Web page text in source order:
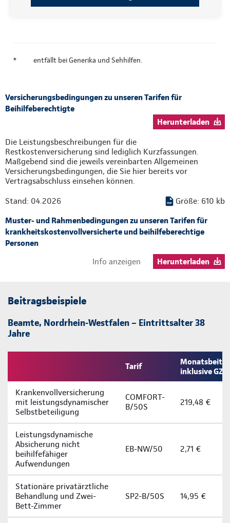
* entfällt bei Generika und Sehhilfen.
Versicherungsbedingungen zu unseren Tarifen für
Beihilfeberechtigte
Herunterladen
Die Leistungsbeschreibungen für die
Restkostenversicherung sind lediglich Kurzfassungen.
Maßgebend sind die jeweils vereinbarten Allgemeinen
Versicherungsbedingungen, die Sie hier bereits vor
Vertragsabschluss einsehen können.
Stand: 04.2026
Größe: 610 kb
Muster- und Rahmenbedingungen zu unseren Tarifen für
krankheitskostenvollversicherte und beihilfeberechtige
Personen
Info anzeigen
Herunterladen
Beitragsbeispiele
Beamte, Nordrhein-Westfalen – Eintrittsalter 38
Jahre
Tarif
inklusive GZ
Krankenvollversicherung
mit leistungsdynamischer
Selbstbeteiligung
COMFORT-
B/50S
219,48 €
Leistungsdynamische
Absicherung nicht
beihilfefähiger
Aufwendungen
EB-NW/50 2,71 €
Stationäre privatärztliche
Behandlung und Zwei-
Bett-Zimmer
SP2-B/50S 14,95 €